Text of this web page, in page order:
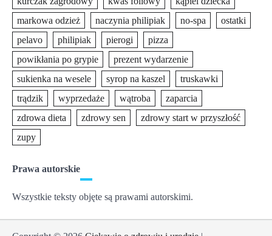
markowa odzież
naczynia philipiak no-spa
ostatki
pelavo
philipiak pierogi
pizza
powikłania po grypie
prezent wydarzenie
sukienka na wesele
syrop na kaszel
truskawki
trądzik
wyprzedaże wątroba
zaparcia
zdrowa dieta
zdrowy sen
zdrowy start w przyszłość
zupy
Prawa autorskie
Wszystkie teksty objęte są prawami autorskimi.